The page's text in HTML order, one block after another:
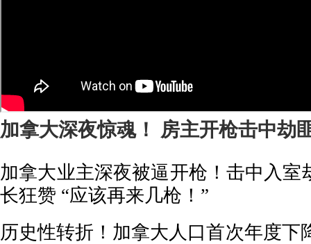
加拿大深夜惊魂！ 房主开枪击中劫
加拿大业主深夜被逼开枪！击中入室
长狂赞 “应该再来几枪！”
历史性转折！加拿大人口首次年度下